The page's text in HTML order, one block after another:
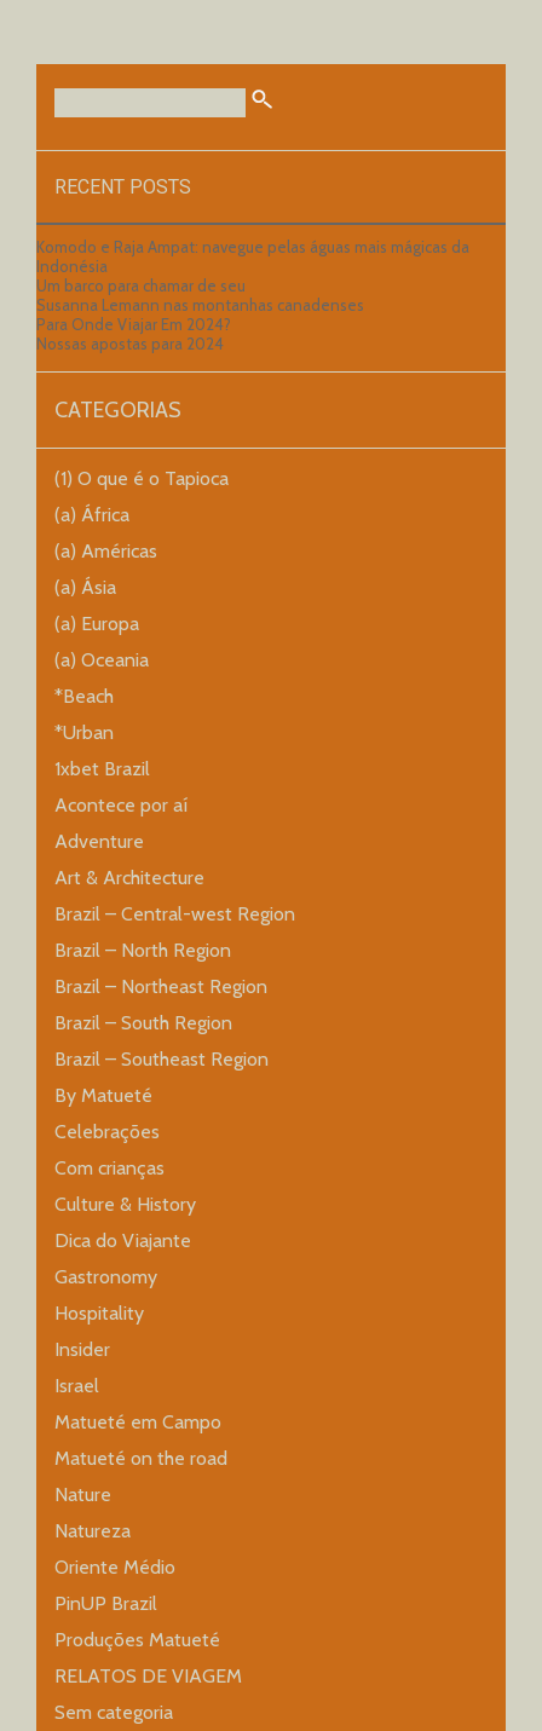
RECENT POSTS
Komodo e Raja Ampat: navegue pelas águas mais mágicas da
Indonésia
Um barco para chamar de seu
Susanna Lemann nas montanhas canadenses
Para Onde Viajar Em 2024?
Nossas apostas para 2024
CATEGORIAS
(1) O que é o Tapioca
(a) África
(a) Américas
(a) Ásia
(a) Europa
(a) Oceania
*Beach
*Urban
1xbet Brazil
Acontece por aí
Adventure
Art & Architecture
Brazil – Central-west Region
Brazil – North Region
Brazil – Northeast Region
Brazil – South Region
Brazil – Southeast Region
By Matueté
Celebrações
Com crianças
Culture & History
Dica do Viajante
Gastronomy
Hospitality
Insider
Israel
Matueté em Campo
Matueté on the road
Nature
Natureza
Oriente Médio
PinUP Brazil
Produções Matueté
RELATOS DE VIAGEM
Sem categoria